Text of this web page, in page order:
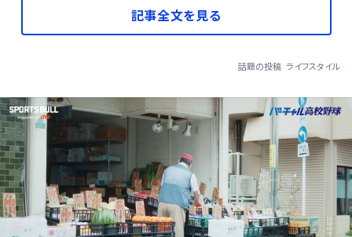
記事全文を見る
話題の投稿 ライフスタイル